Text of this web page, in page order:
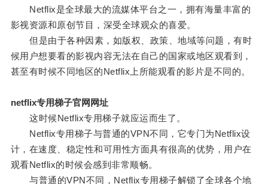
Netflix是全球最大的流媒体平台之一，拥有海量丰富的
影视资源和原创节目，深受全球观众的喜爱。
但是由于各种因素，如版权、政策、地域等问题，有时
候用户想要看的影视内容无法在自己的国家或地区观看到，
甚至有时候不同地区的Netflix上所能观看的影片是不同的。
netflix专用梯子官网网址
这时候Netflix专用梯子就应运而生了。
Netflix专用梯子与普通的VPN不同，它专门为Netflix设
计，在速度、稳定性和可用性方面具有很高的优势，用户在
观看Netflix的时候会感到非常顺畅。
与普通的VPN不同，Netflix专用梯子解锁了全球各个地